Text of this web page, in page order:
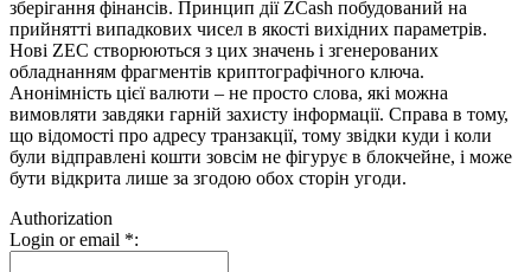
зберігання фінансів. Принцип дії ZСash побудований на
прийнятті випадкових чисел в якості вихідних параметрів.
Нові ZEC створюються з цих значень і згенерованих
обладнанням фрагментів криптографічного ключа.
Анонімність цієї валюти – не просто слова, які можна
вимовляти завдяки гарній захисту інформації. Справа в тому,
що відомості про адресу транзакції, тому звідки куди і коли
були відправлені кошти зовсім не фігурує в блокчейне, і може
бути відкрита лише за згодою обох сторін угоди.
Authorization
Login or email *: